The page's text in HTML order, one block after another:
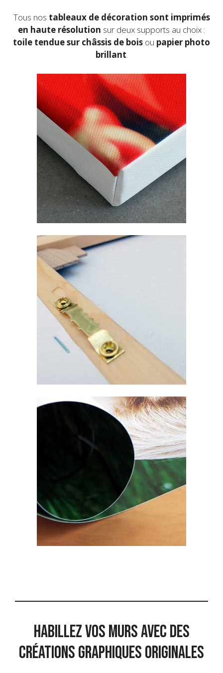
produit
Tous nos tableaux de décoration sont imprimés
en haute résolution sur deux supports au choix :
toile tendue sur châssis de bois ou papier photo
brillant.
Habillez vos murs avec des
créations graphiques originales